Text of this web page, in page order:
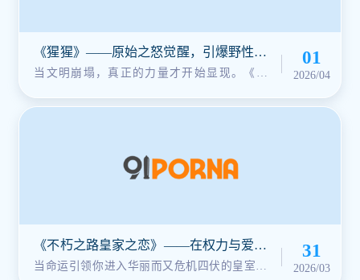
《猩猩》——原始之怒觉醒，引爆野性狂
潮！
当文明崩塌，真正的力量才开始显现。《猩
01
2026/04
《不朽之路皇家之恋》——在权力与爱情
之间，书写你的永恒传奇！
当命运引领你进入华丽而又危机四伏的皇室世
31
2026/03